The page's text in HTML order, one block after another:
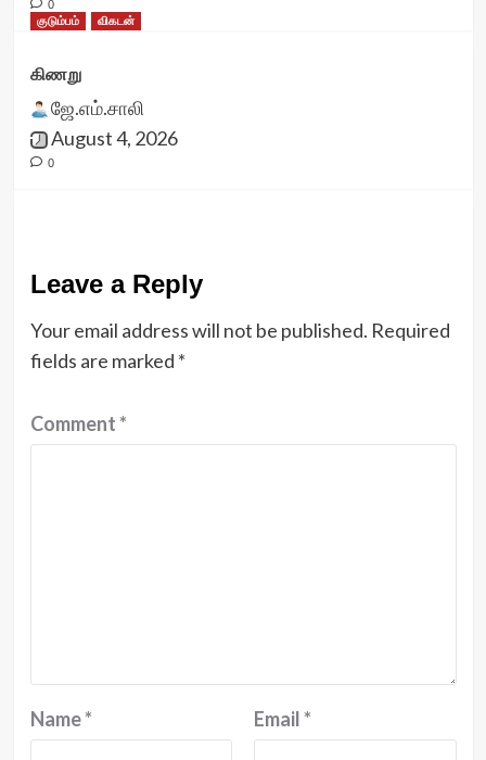
0
குடும்பம்
விகடன்
கிணறு
ஜே.எம்.சாலி
August 4, 2026
0
Leave a Reply
Your email address will not be published. Required
fields are marked *
Comment*
Name* Email*